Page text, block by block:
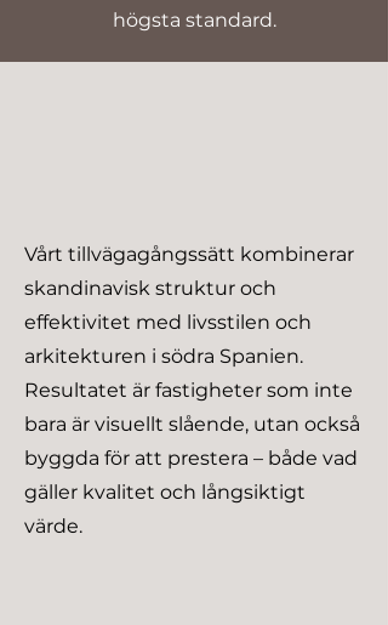
högsta standard.
Vårt tillvägagångssätt kombinerar
skandinavisk struktur och
effektivitet med livsstilen och
arkitekturen i södra Spanien.
Resultatet är fastigheter som inte
bara är visuellt slående, utan också
byggda för att prestera – både vad
gäller kvalitet och långsiktigt
värde.